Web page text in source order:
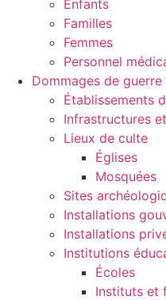
Enfants
Familles
Femmes
Personnel
Dommages de guerre
Établissements
Infrastructures
Lieux de culte
Églises
Mosquées
Sites
Installations
Installations
Institutions
Écoles
Instituts et